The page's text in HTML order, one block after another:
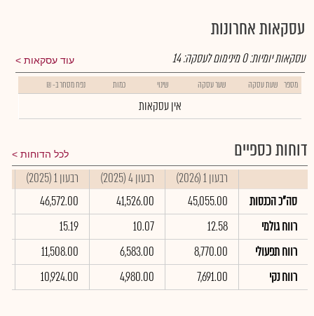
עסקאות אחרונות
עוד עסקאות עסקאות יומיות:0מינימום לעסקה:14
מספר שעת עסקה שער עסקה שינוי כמות נפח מסחר ב- ₪
אין עסקאות
דוחות כספיים לכל הדוחות
רבעון 1 (2026) רבעון 4 (2025) רבעון 1 (2025)
סה"כ הכנסות
45,055.00
41,526.00
46,572.00
רווח גולמי
12.58
10.07
15.19
רווח תפעולי
8,770.00
6,583.00
11,508.00
רווח נקי
7,691.00
4,980.00
10,924.00